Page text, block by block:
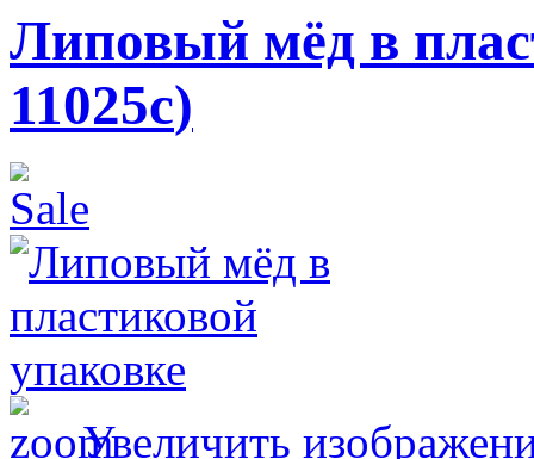
Липовый мёд в
11025c)
Увеличить